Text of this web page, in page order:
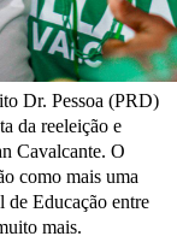
Dr. Pessoa (PRD)
da reeleição e
Cavalcante. O
como mais uma
Educação entre
mais.